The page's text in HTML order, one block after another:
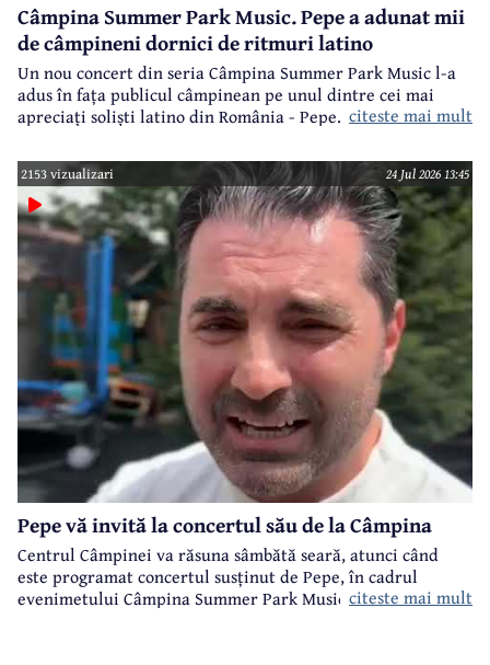
Câmpina Summer Park Music. Pepe a adunat mii
de câmpineni dornici de ritmuri latino
Un nou concert din seria Câmpina Summer Park Music l-a
adus în fața publicul câmpinean pe unul dintre cei mai
apreciați soliști latino din România - Pepe. citeste mai mult
2153 vizualizari 24 Jul 2026 13:45
Pepe vă invită la concertul său de la Câmpina
Centrul Câmpinei va răsuna sâmbătă seară, atunci când
este programat concertul susținut de Pepe, în cadrul
evenimetului Câmpina Summer Park Music organizat de
citeste mai mult